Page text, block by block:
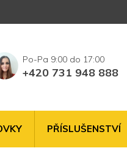
+420 731 948 888
PŘÍSLUŠENSTVÍ